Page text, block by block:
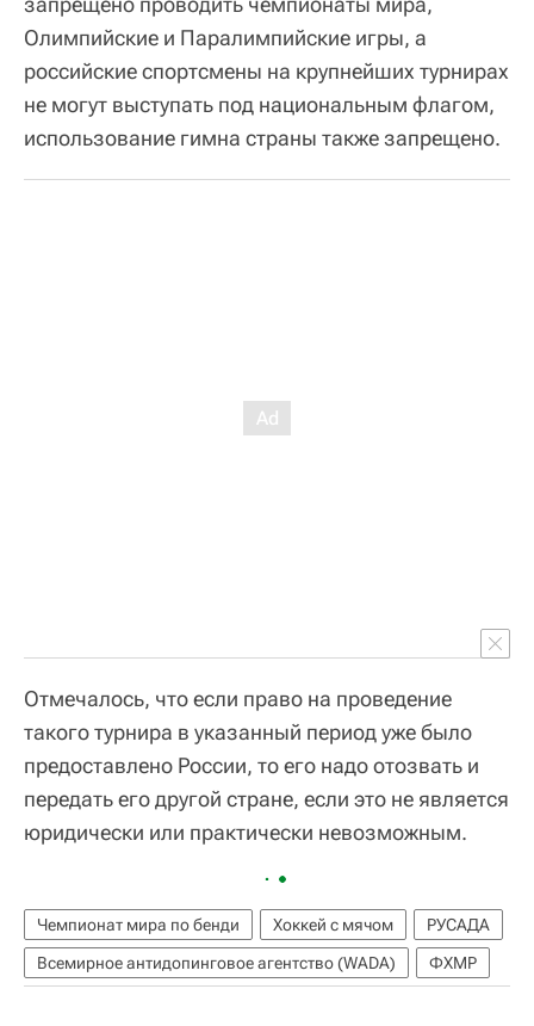
Олимпийские и Паралимпийские игры, а
российские спортсмены на крупнейших турнирах
не могут выступать под национальным флагом,
использование гимна страны также запрещено.
Отмечалось, что если право на проведение
такого турнира в указанный период уже было
предоставлено России, то его надо отозвать и
передать его другой стране, если это не является
юридически или практически невозможным.
Чемпионат мира по бенди Хоккей с мячом
РУСАДА
Всемирное антидопинговое агентство (WADA)
ФХМР